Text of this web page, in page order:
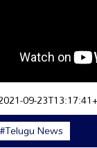
09-
#Telugu News